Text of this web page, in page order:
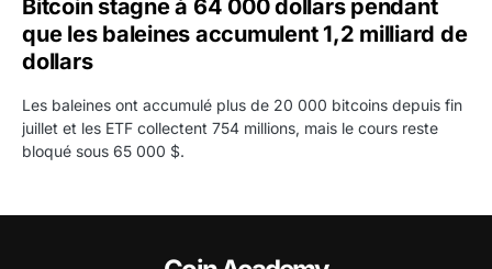
Bitcoin stagne à 64 000 dollars pendant
que les baleines accumulent 1,2 milliard de
dollars
Les baleines ont accumulé plus de 20 000 bitcoins depuis fin
juillet et les ETF collectent 754 millions, mais le cours reste
bloqué sous 65 000 $.